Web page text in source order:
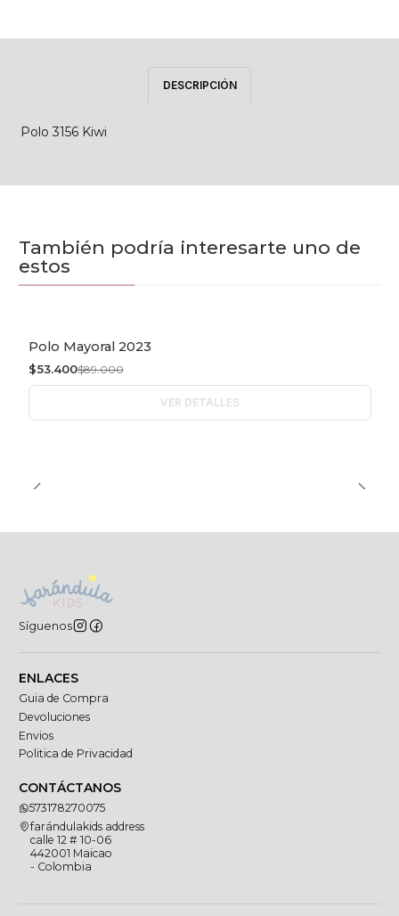
DESCRIPCIÓN
Polo 3156 Kiwi
También podría interesarte uno de
estos
-40% OFF
Agotado
Polo Mayoral 2023
$53.400$89.000
VER DETALLES
Síguenos
ENLACES
Guia de Compra
Devoluciones
Envios
Politica de Privacidad
CONTÁCTANOS
573178270075
farándulakids address
calle 12 # 10-06
442001 Maicao
- Colombia